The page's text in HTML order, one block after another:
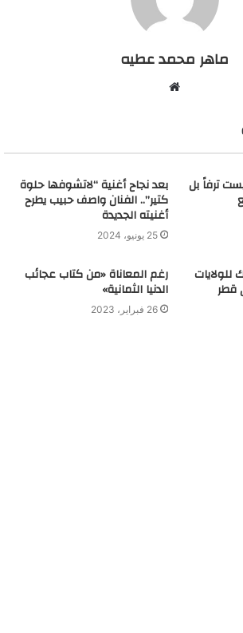
ماهر محمد عطيه
ل
و
ي
ب
ترفاً بل بعد نجاح أغنية “لاتشوفها حلوة
كتير”.. الفنان واصف حبيب يطرح
أغنيته الجديدة
25 يونيو، 2024
للولايات
قطر
رغم المعاناة «من كتاب عجائب
الدنيا الثمانية»
26 فبراير، 2023